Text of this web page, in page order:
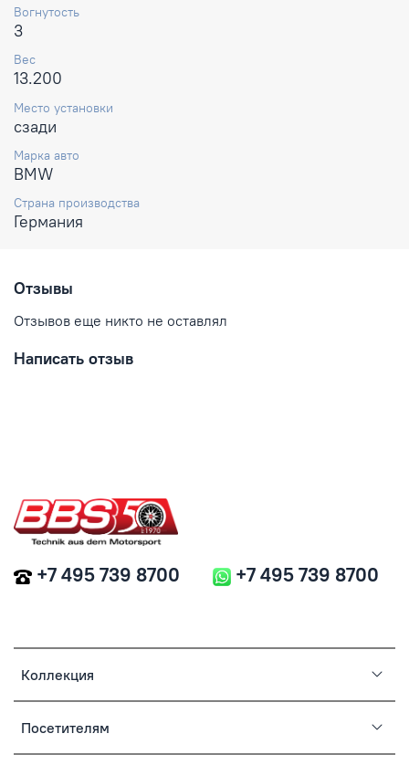
Вогнутость
3
Вес
13.200
Место установки
сзади
Марка авто
BMW
Страна производства
Германия
Отзывы
Отзывов еще никто не оставлял
Написать отзыв
Коллекция
Посетителям
+7 495 739 8700 +7 495 739 8700